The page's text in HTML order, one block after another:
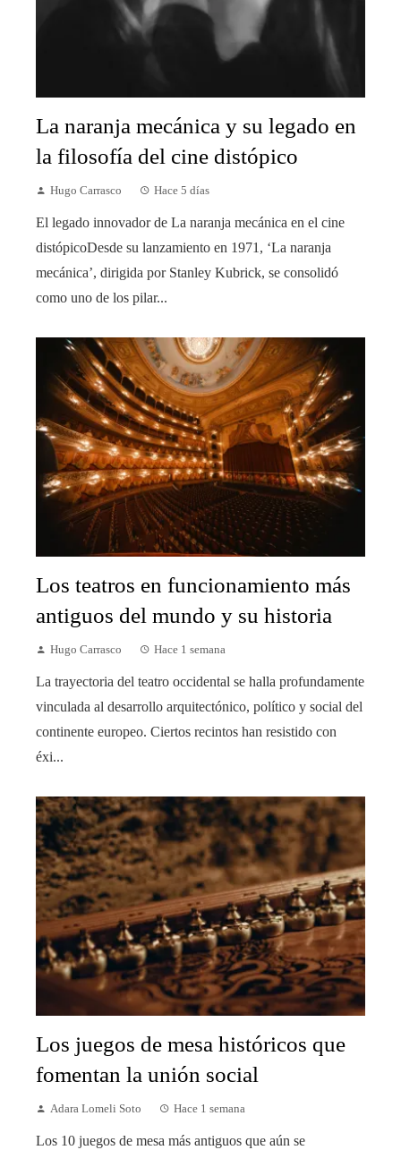
La naranja mecánica y su legado en
la filosofía del cine distópico
Hugo Carrasco Hace 5 días
El legado innovador de La naranja mecánica en el cine
distópicoDesde su lanzamiento en 1971, ‘La naranja
mecánica’, dirigida por Stanley Kubrick, se consolidó
como uno de los pilar...
Los teatros en funcionamiento más
antiguos del mundo y su historia
Hugo Carrasco Hace 1 semana
La trayectoria del teatro occidental se halla profundamente
vinculada al desarrollo arquitectónico, político y social del
continente europeo. Ciertos recintos han resistido con
éxi...
Los juegos de mesa históricos que
fomentan la unión social
Adara Lomeli Soto Hace 1 semana
Los 10 juegos de mesa más antiguos que aún se